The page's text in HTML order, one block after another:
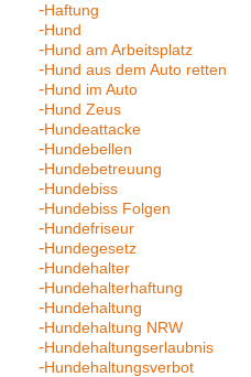
Haftung
Hund
Hund am Arbeitsplatz
Hund aus dem Auto retten
Hund im Auto
Hund Zeus
Hundeattacke
Hundebellen
Hundebetreuung
Hundebiss
Hundebiss Folgen
Hundefriseur
Hundegesetz
Hundehalter
Hundehalterhaftung
Hundehaltung
Hundehaltung NRW
Hundehaltungserlaubnis
Hundehaltungsverbot